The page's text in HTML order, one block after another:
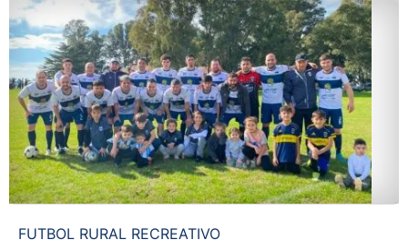
FUTBOL RURAL RECREATIVO